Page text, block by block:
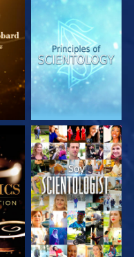
EXPLORA LAS
SERIES
VE